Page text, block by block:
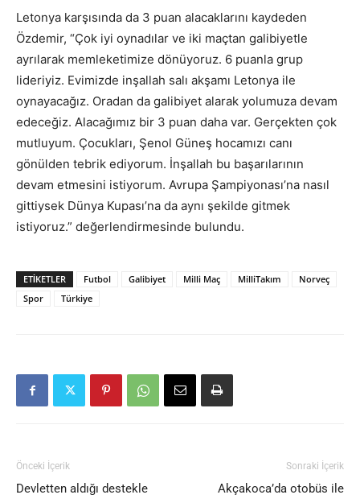
Letonya karşısında da 3 puan alacaklarını kaydeden
Özdemir, “Çok iyi oynadılar ve iki maçtan galibiyetle
ayrılarak memleketimize dönüyoruz. 6 puanla grup
lideriyiz. Evimizde inşallah salı akşamı Letonya ile
oynayacağız. Oradan da galibiyet alarak yolumuza devam
edeceğiz. Alacağımız bir 3 puan daha var. Gerçekten çok
mutluyum. Çocukları, Şenol Güneş hocamızı canı
gönülden tebrik ediyorum. İnşallah bu başarılarının
devam etmesini istiyorum. Avrupa Şampiyonası’na nasıl
gittiysek Dünya Kupası’na da aynı şekilde gitmek
istiyoruz.” değerlendirmesinde bulundu.
ETIKETLER Futbol Galibiyet Milli Maç MilliTakım
Norveç
Spor
Türkiye
Önceki İçerik
Devletten aldığı destekle
Sonraki İçerik
Akçakoca’da otobüs ile